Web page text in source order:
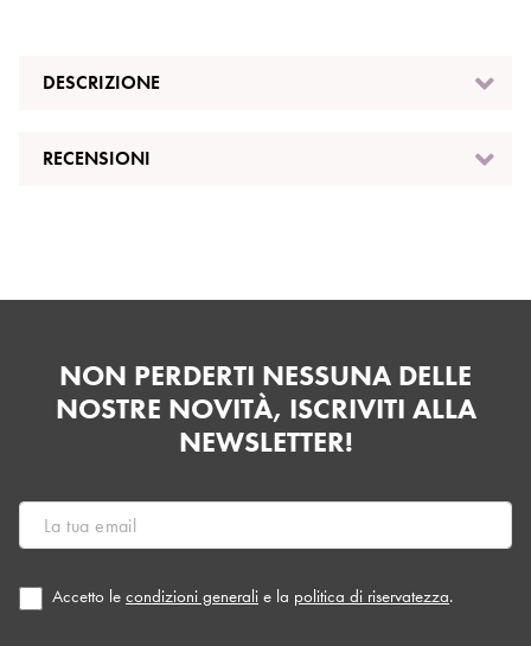
DESCRIZIONE
RECENSIONI
NON PERDERTI NESSUNA DELLE
NOSTRE NOVITÀ, ISCRIVITI ALLA
NEWSLETTER!
Accetto le condizioni generali e la politica di riservatezza.